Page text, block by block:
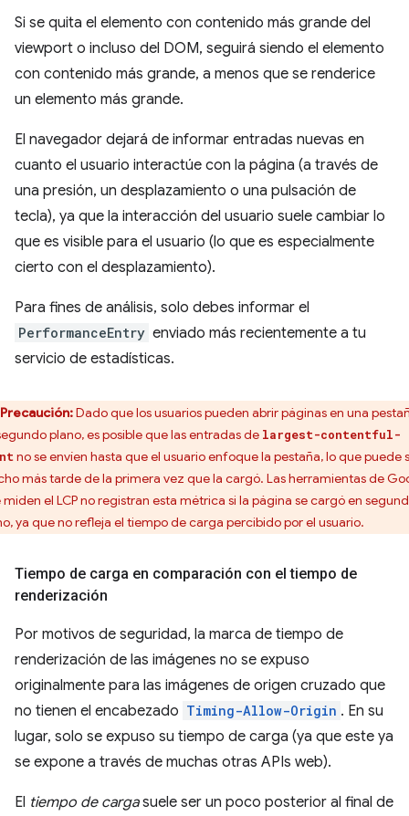
Si se quita el elemento con contenido más grande del
viewport o incluso del DOM, seguirá siendo el elemento
con contenido más grande, a menos que se renderice
un elemento más grande.
El navegador dejará de informar entradas nuevas en
cuanto el usuario interactúe con la página (a través de
una presión, un desplazamiento o una pulsación de
tecla), ya que la interacción del usuario suele cambiar lo
que es visible para el usuario (lo que es especialmente
cierto con el desplazamiento).
Para fines de análisis, solo debes informar el
PerformanceEntry enviado más recientemente a tu
servicio de estadísticas.
Precaución:Dado que los usuarios pueden abrir páginas en una
plano, es posible que las entradas de largest-contentful-
no se envíen hasta que el usuario enfoque la pestaña, lo que puede
más tarde de la primera vez que la cargó. Las herramientas de
miden el LCP no registran esta métrica si la página se cargó en
ya que no refleja el tiempo de carga percibido por el usuario.
Tiempo de carga en comparación con el tiempo de
renderización
Por motivos de seguridad, la marca de tiempo de
renderización de las imágenes no se expuso
originalmente para las imágenes de origen cruzado que
no tienen el encabezado Timing-Allow-Origin . En su
lugar, solo se expuso su tiempo de carga (ya que este ya
se expone a través de muchas otras APIs web).
El tiempo de cargasuele ser un poco posterior al final de